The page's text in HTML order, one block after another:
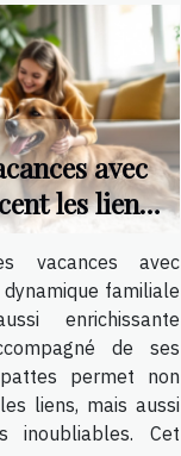
avec
les liens
?
vacances avec
familiale
enrichissante
de ses
permet non
liens, mais aussi
inoubliables. Cet